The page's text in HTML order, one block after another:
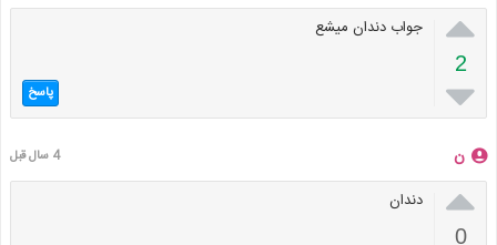

2

جواب دندان میشع
پاسخ
ن 4 سال قبل

0
دندان